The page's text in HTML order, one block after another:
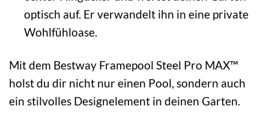
optisch auf. Er verwandelt ihn in eine private
Wohlfühloase.
Mit dem Bestway Framepool Steel Pro MAX™
holst du dir nicht nur einen Pool, sondern auch
ein stilvolles Designelement in deinen Garten.